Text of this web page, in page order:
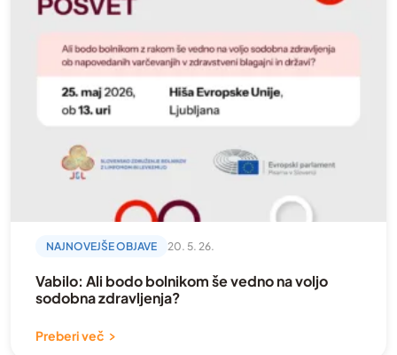
NAJNOVEJŠE OBJAVE 20. 5. 26.
Vabilo: Ali bodo bolnikom še vedno na voljo
sodobna zdravljenja?
Preberi več